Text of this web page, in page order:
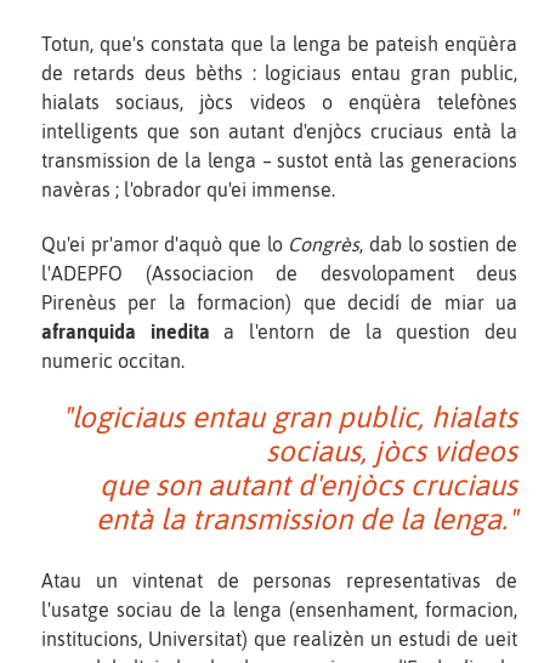
Totun, que's constata que la lenga be pateish enqüèra
de retards deus bèths : logiciaus entau gran public,
hialats sociaus, jòcs videos o enqüèra telefònes
intelligents que son autant d'enjòcs cruciaus entà la
transmission de la lenga – sustot entà las generacions
navèras ; l'obrador qu'ei immense.
Qu'ei pr'amor d'aquò que lo Congrès, dab lo sostien de
l'ADEPFO (Associacion de desvolopament deus
Pirenèus per la formacion) que decidí de miar ua
afranquida inedita a l'entorn de la question deu
numeric occitan.
"logiciaus entau gran public, hialats
sociaus, jòcs videos
que son autant d'enjòcs cruciaus
entà la transmission de la lenga."
Atau un vintenat de personas representativas de
l'usatge sociau de la lenga (ensenhament, formacion,
institucions, Universitat) que realizèn un estudi de ueit